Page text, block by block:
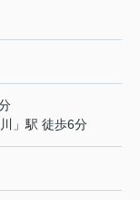
」駅 徒歩6分